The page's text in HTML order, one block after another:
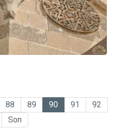
88 89 90 91
92
Son